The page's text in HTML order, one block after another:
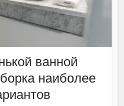
ванной
наиболее